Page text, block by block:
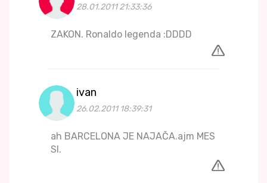
28.01.2011 21:33:36
ZAKON. Ronaldo legenda :DDDD
ivan
26.02.2011 18:39:31
ah BARCELONA JE NAJAČA.ajm MES
SI.